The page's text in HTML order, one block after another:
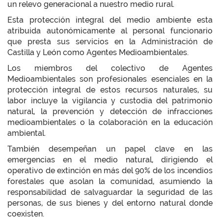
un relevo generacional a nuestro medio rural.
Esta protección integral del medio ambiente esta
atribuida autonómicamente al personal funcionario
que presta sus servicios en la Administración de
Castilla y León como Agentes Medioambientales.
Los miembros del colectivo de Agentes
Medioambientales son profesionales esenciales en la
protección integral de estos recursos naturales, su
labor incluye la vigilancia y custodia del patrimonio
natural, la prevención y detección de infracciones
medioambientales o la colaboración en la educación
ambiental.
También desempeñan un papel clave en las
emergencias en el medio natural, dirigiendo el
operativo de extinción en más del 90% de los incendios
forestales que asolan la comunidad, asumiendo la
responsabilidad de salvaguardar la seguridad de las
personas, de sus bienes y del entorno natural donde
coexisten.